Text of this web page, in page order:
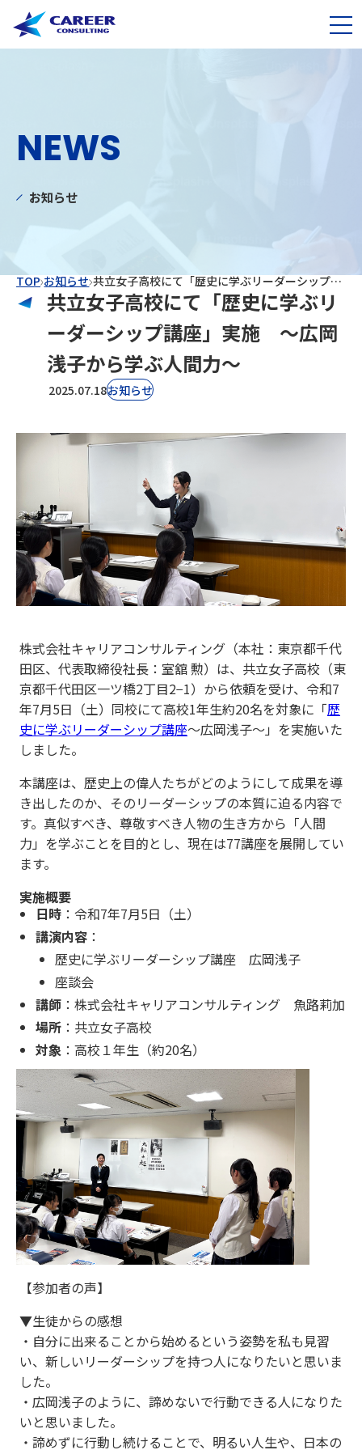
NEWS
お知らせ
TOP お知らせ 共立女子高校にて「歴史に学ぶリーダーシップ講座」実施 ～広岡浅子から学ぶ人間力～
共立女子高校にて「歴史に学ぶリ
ーダーシップ講座」実施 ～広岡
浅子から学ぶ人間力～
2025.07.18お知らせ
株式会社キャリアコンサルティング（本社：東京都千代
田区、代表取締役社長：室舘 勲）は、共立女子高校（東
京都千代田区一ツ橋2丁目2−1）から依頼を受け、令和7
年7月5日（土）同校にて高校1年生約20名を対象に「歴
史に学ぶリーダーシップ講座～広岡浅子～」を実施いた
しました。
本講座は、歴史上の偉人たちがどのようにして成果を導
き出したのか、そのリーダーシップの本質に迫る内容で
す。真似すべき、尊敬すべき人物の生き方から「人間
力」を学ぶことを目的とし、現在は77講座を展開してい
ます。
実施概要
日時 ：令和7年7月5日（土）
講演内容 ：
歴史に学ぶリーダーシップ講座 広岡浅子
座談会
講師 ：株式会社キャリアコンサルティング 魚路莉加
場所 ：共立女子高校
対象 ：高校１年生（約20名）
【参加者の声】
▼生徒からの感想
・自分に出来ることから始めるという姿勢を私も見習
い、新しいリーダーシップを持つ人になりたいと思いま
した。
・広岡浅子のように、諦めないで行動できる人になりた
いと思いました。
・諦めずに行動し続けることで、明るい人生や、日本の